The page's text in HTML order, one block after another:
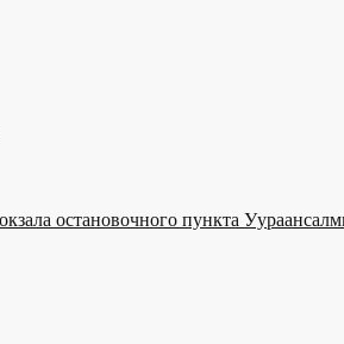
остановочного пункта